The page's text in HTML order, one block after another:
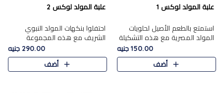
علبة المولد لوكس 1
استمتع بالطعم الأصيل لحلويات
المولد المصرية مع هذه التشكيلة
المختارة بعناية من 9 قطع. تتضمن
التشكيلة جوزرية مع فول،ملبان
150.00 جنيه
أضف
علبة المولد لوكس 2
احتفلوا بنكهات المولد النبوي
الشريف مع هذه المجموعة
الفاخرة المكونة من 19 قطعة،
والتي تم اختيارها بعناية فائقة لتُبرز
تشكيلة واسعة من الحلويات
290.00 جنيه
أضف